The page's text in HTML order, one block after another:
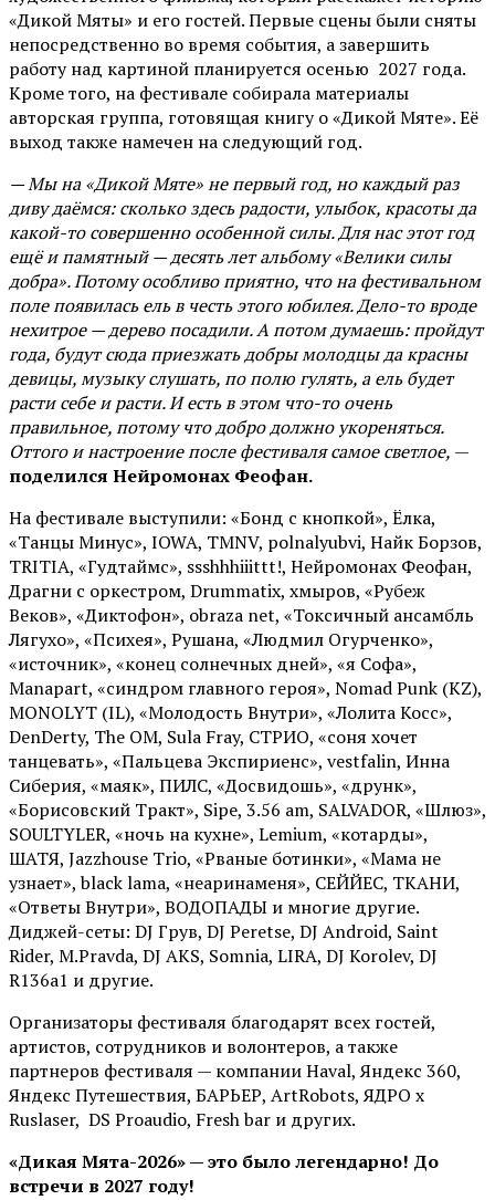
«Дикой Мяты» и его гостей. Первые сцены были сняты
непосредственно во время события, а завершить
работу над картиной планируется осенью 2027 года.
Кроме того, на фестивале собирала материалы
авторская группа, готовящая книгу о «Дикой Мяте». Её
выход также намечен на следующий год.
— Мы на «Дикой Мяте» не первый год, но каждый раз
диву даёмся: сколько здесь радости, улыбок, красоты да
какой-то совершенно особенной силы. Для нас этот год
ещё и памятный — десять лет альбому «Велики силы
добра». Потому особливо приятно, что на фестивальном
поле появилась ель в честь этого юбилея. Дело-то вроде
нехитрое — дерево посадили. А потом думаешь: пройдут
года, будут сюда приезжать добры молодцы да красны
девицы, музыку слушать, по полю гулять, а ель будет
расти себе и расти. И есть в этом что-то очень
правильное, потому что добро должно укореняться.
Оттого и настроение после фестиваля самое светлое, —
поделился Нейромонах Феофан.
На фестивале выступили: «Бонд с кнопкой», Ёлка,
«Танцы Минус», IOWA, TMNV, polnalyubvi, Найк Борзов,
TRITIA, «Гудтаймс», ssshhhiiittt!, Нейромонах Феофан,
Драгни с оркестром, Drummatix, хмыров, «Рубеж
Веков», «Диктофон», obraza net, «Токсичный ансамбль
Лягухо», «Психея», Рушана, «Людмил Огурченко»,
«источник», «конец солнечных дней», «я Софа»,
Manapart, «синдром главного героя», Nomad Punk (KZ),
MONOLYT (IL), «Молодость Внутри», «Лолита Косс»,
DenDerty, The OM, Sula Fray, СТРИО, «соня хочет
танцевать», «Пальцева Экспириенс», vestfalin, Инна
Сиберия, «маяк», ПИЛС, «Досвидошь», «друнк»,
«Борисовский Тракт», Sipe, 3.56 am, SALVADOR, «Шлюз»,
SOULTYLER, «ночь на кухне», Lemium, «котарды»,
ШАТЯ, Jazzhouse Trio, «Рваные ботинки», «Мама не
узнает», black lama, «неаринаменя», СЕЙЙЕС, ТКАНИ,
«Ответы Внутри», ВОДОПАДЫ и многие другие.
Диджей-сеты: DJ Грув, DJ Peretse, DJ Android, Saint
Rider, М.Pravda, DJ AKS, Somnia, LIRA, DJ Korolev, DJ
R136a1 и другие.
Организаторы фестиваля благодарят всех гостей,
артистов, сотрудников и волонтеров, а также
партнеров фестиваля — компании Haval, Яндекс 360,
Яндекс Путешествия, БАРЬЕР, ArtRobots, ЯДРО х
Ruslaser, DS Proaudio, Fresh bar и других.
«Дикая Мята-2026» — это было легендарно! До
встречи в 2027 году!